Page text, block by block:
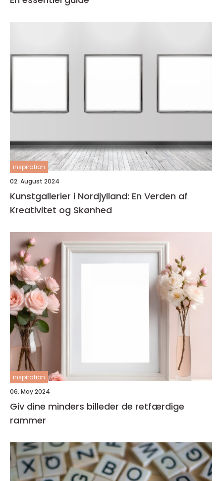
inspiration
02. August 2024
Kunstgallerier i Nordjylland: En Verden af
Kreativitet og Skønhed
inspiration
06. May 2024
Giv dine minders billeder de retfærdige
rammer